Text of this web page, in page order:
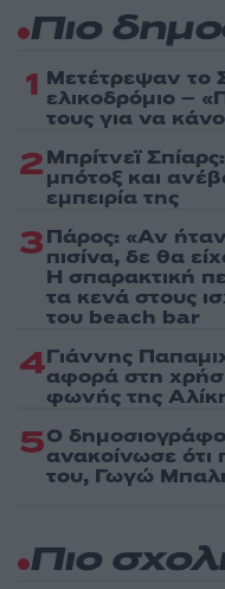
Πιο
1 Μετέτρεψαν το
ελικοδρόμιο –
τους για να
2Μπρίτνεϊ
μπότοξ και
εμπειρία της
3Πάρος: «Αν
πισίνα, δε θα
Η σπαρακτική
τα κενά στους
του beach bar
4Γιάννης
αφορά στη
φωνής της
5Ο
ανακοίνωσε ότι
του, Γωγώ
Πιο